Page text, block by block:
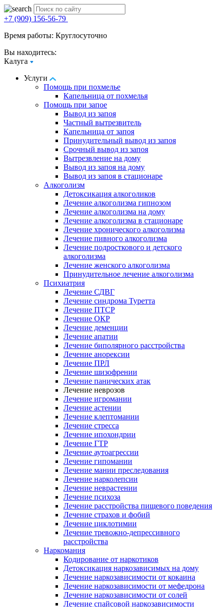
+7 (909) 156-56-79
Время работы: Круглосуточно
Вы находитесь:
Калуга
Услуги
Помощь при похмелье
Капельница от похмелья
Помощь при запое
Вывод из запоя
Частный вытрезвитель
Капельница от запоя
Принудительный вывод из запоя
Срочный вывод из запоя
Вытрезвление на дому
Вывод из запоя на дому
Вывод из запоя в стационаре
Алкоголизм
Детоксикация алкоголиков
Лечение алкоголизма гипнозом
Лечение алкоголизма на дому
Лечение алкоголизма в стационаре
Лечение хронического алкоголизма
Лечение пивного алкоголизма
Лечение подросткового и детского
алкоголизма
Лечение женского алкоголизма
Принудительное лечение алкоголизма
Психиатрия
Лечение СДВГ
Лечение синдрома Туретта
Лечение ПТСР
Лечение ОКР
Лечение деменции
Лечение апатии
Лечение биполярного расстройства
Лечение анорексии
Лечение ПРЛ
Лечение шизофрении
Лечение панических атак
Лечение неврозов
Лечение игромании
Лечение астении
Лечение клептомании
Лечение стресса
Лечение ипохондрии
Лечение ГТР
Лечение аутоагрессии
Лечение гипомании
Лечение мании преследования
Лечение нарколепсии
Лечение неврастении
Лечение психоза
Лечение расстройства пищевого поведения
Лечение страхов и фобий
Лечение циклотимии
Лечение тревожно-депрессивного
расстройства
Наркомания
Кодирование от наркотиков
Детоксикация наркозависимых на дому
Лечение наркозависимости от кокаина
Лечение наркозависимости от мефедрона
Лечение наркозависимости от солей
Лечение спайсовой наркозависимости